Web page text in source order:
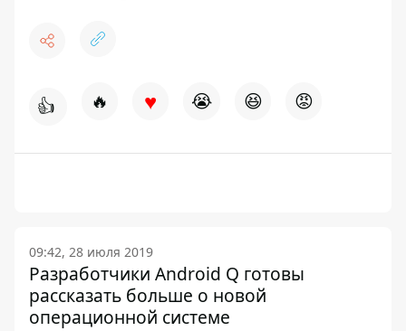
👍 🔥 ♥ 😭 😆 😡
09:42, 28 июля 2019
Разработчики Android Q готовы
рассказать больше о новой
операционной системе